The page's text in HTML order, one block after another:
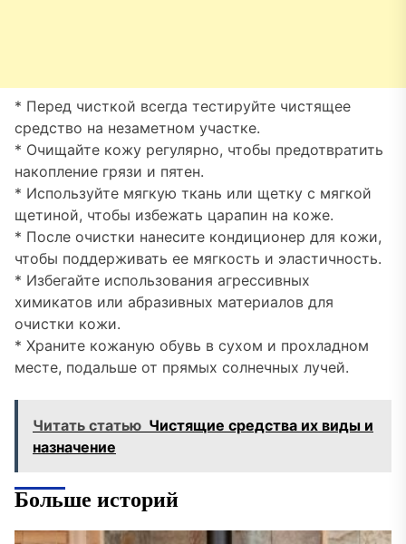
* Перед чисткой всегда тестируйте чистящее
средство на незаметном участке.
* Очищайте кожу регулярно, чтобы предотвратить
накопление грязи и пятен.
* Используйте мягкую ткань или щетку с мягкой
щетиной, чтобы избежать царапин на коже.
* После очистки нанесите кондиционер для кожи,
чтобы поддерживать ее мягкость и эластичность.
* Избегайте использования агрессивных
химикатов или абразивных материалов для
очистки кожи.
* Храните кожаную обувь в сухом и прохладном
месте, подальше от прямых солнечных лучей.
Читать статью Чистящие средства их виды и
назначение
Больше историй